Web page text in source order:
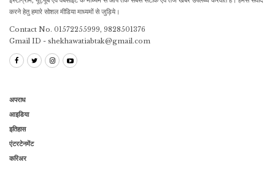
करने हेतु हमारे सोशल मीडिया माध्यमों से जुड़िये।
Contact No. 01572255999, 9828501376
Gmail ID - shekhawatiabtak@gmail.com
अपराध
आइडिया
इतिहास
एंटरटेनमेंट
करिअर